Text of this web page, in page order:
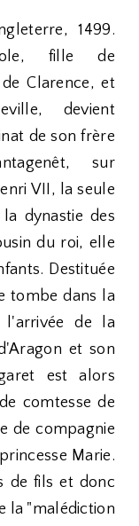
1499.
fille de
Clarence, et
devient
de son frère
sur
VII, la seule
dynastie des
du roi, elle
Destituée
tombe dans la
l'arrivée de la
et son
est alors
comtesse de
de compagnie
Marie.
de fils et donc
la "malédiction